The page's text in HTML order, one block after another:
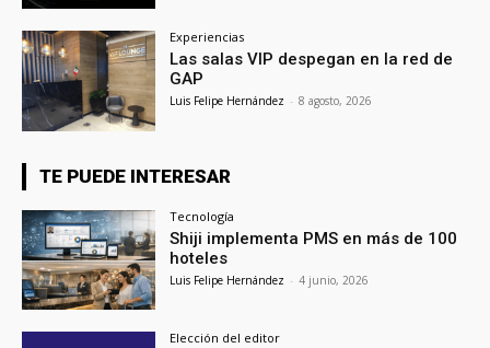
Experiencias
Las salas VIP despegan en la red de
GAP
Luis Felipe Hernández - 8 agosto, 2026
TE PUEDE INTERESAR
Tecnología
Shiji implementa PMS en más de 100
hoteles
Luis Felipe Hernández - 4 junio, 2026
Elección del editor